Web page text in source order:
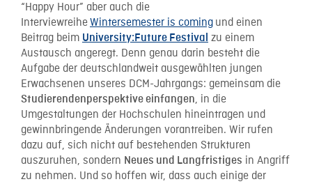
“Happy Hour” aber auch die
InterviewreiheWintersemester is coming und einen
Beitrag beim University:Future Festival zu einem
Austausch angeregt. Denn genau darin besteht die
Aufgabe der deutschlandweit ausgewählten jungen
Erwachsenen unseres DCM-Jahrgangs: gemeinsam die
Studierendenperspektive einfangen, in die
Umgestaltungen der Hochschulen hineintragen und
gewinnbringende Änderungen vorantreiben. Wir rufen
dazu auf, sich nicht auf bestehenden Strukturen
auszuruhen, sondern Neues und Langfristiges in Angriff
zu nehmen. Und so hoffen wir, dass auch einige der